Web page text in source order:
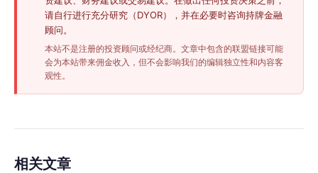
请自行进行充分研究（DYOR），并在必要时咨询持牌金融
顾问。
本站不是注册的投资顾问或经纪商。文章中包含的联盟链接可能
会为本站带来佣金收入，但不会影响我们的编辑独立性和内容客
观性。
相关文章